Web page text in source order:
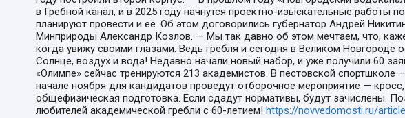
в Гребной канал, и в 2025 году начнутся проектно-изыскательные работы
планируют провести и её. Об этом договорились губернатор Андрей
Минприроды Александр Козлов. — Мы так давно об этом мечтаем, что,
когда увижу своими глазами. Ведь гребля и сегодня в Великом Новгороде
Солнце, воздух и вода! Недавно начали новый набор, и уже получили 60
«Олимпе» сейчас тренируются 213 академистов. В пестовской спортшколе
начале ноября для кандидатов проведут отборочное мероприятие — кросс,
общефизическая подготовка. Если сдадут нормативы, будут зачислены.
любителей академической гребли с 60-летием! https://novvedomosti.ru/